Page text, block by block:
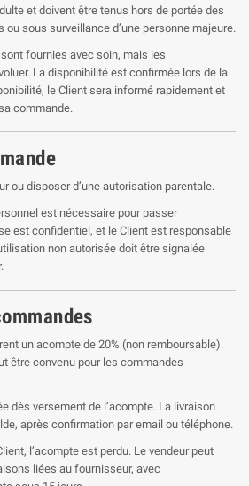
et doivent être tenus hors de portée des
sous surveillance d’une personne majeure.
fournies avec soin, mais les
La disponibilité est confirmée lors de la
le Client sera informé rapidement et
commande.
ou disposer d’une autorisation parentale.
est nécessaire pour passer
est confidentiel, et le Client est responsable
non autorisée doit être signalée
un acompte de 20% (non remboursable).
être convenu pour les commandes
dès versement de l’acompte. La livraison
après confirmation par email ou téléphone.
l’acompte est perdu. Le vendeur peut
liées au fournisseur, avec